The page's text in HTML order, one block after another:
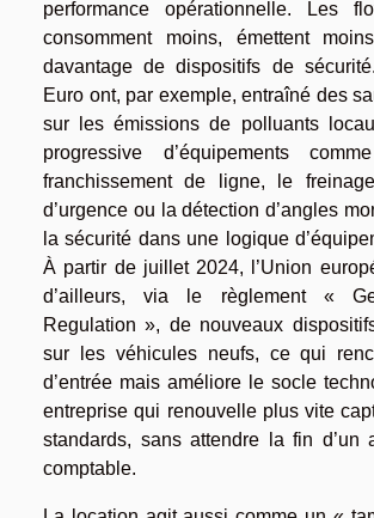
performance opérationnelle. Les
consomment moins, émettent
davantage de dispositifs de
Euro ont, par exemple, entraîné des
sur les émissions de polluants
progressive d’équipements
franchissement de ligne, le
d’urgence ou la détection d’angles
la sécurité dans une logique
À partir de juillet 2024, l’Union
d’ailleurs, via le règlement «
Regulation », de nouveaux
sur les véhicules neufs, ce qui
d’entrée mais améliore le socle
entreprise qui renouvelle plus vite
standards, sans attendre la fin d’un
comptable.